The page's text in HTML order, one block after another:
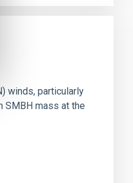
winds, particularly
SMBH mass at the